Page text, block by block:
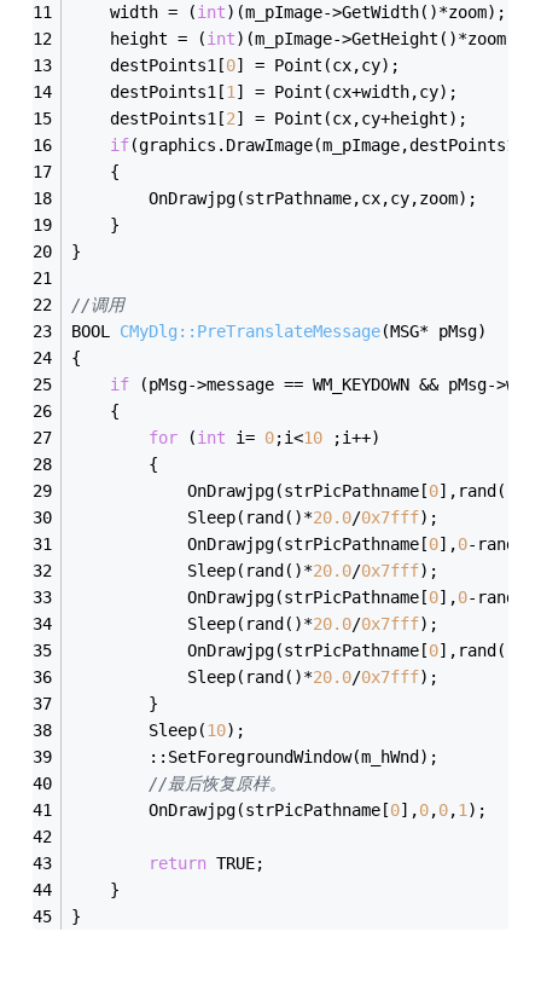
	width = (
int)(m_pImage->GetWidth()*zoom);
	height = (
int)(m_pImage->GetHeight()*zoom);
	destPoints1[
0] = Point(cx,cy);
	destPoints1[
1 ] = Point(cx+width,cy);
	destPoints1[
2] = Point(cx,cy+height);
if(graphics.DrawImage(m_pImage,destPoints1,
	{
		OnDrawjpg(strPathname,cx,cy,zoom);
	}
}
//调用
BOOL CMyDlg::PreTranslateMessage(MSG* pMsg)
{
if (pMsg->message == WM_KEYDOWN && pMsg-
	{
for (int i= 0;i<10 ;i++)
		{
			OnDrawjpg(strPicPathname[
0],rand()*
			Sleep(rand()*
20.0/0x7fff);
			OnDrawjpg(strPicPathname[
0],0-
			Sleep(rand()*
20.0/0x7fff);
			OnDrawjpg(strPicPathname[
0],0-
			Sleep(rand()*
20.0/0x7fff);
			OnDrawjpg(strPicPathname[
0],rand()*
			Sleep(rand()*
20.0/0x7fff);
		}
		Sleep(
10);
		::SetForegroundWindow(m_hWnd);
//最后恢复原样。
		OnDrawjpg(strPicPathname[
0],0,0,1
return TRUE;
	}
}